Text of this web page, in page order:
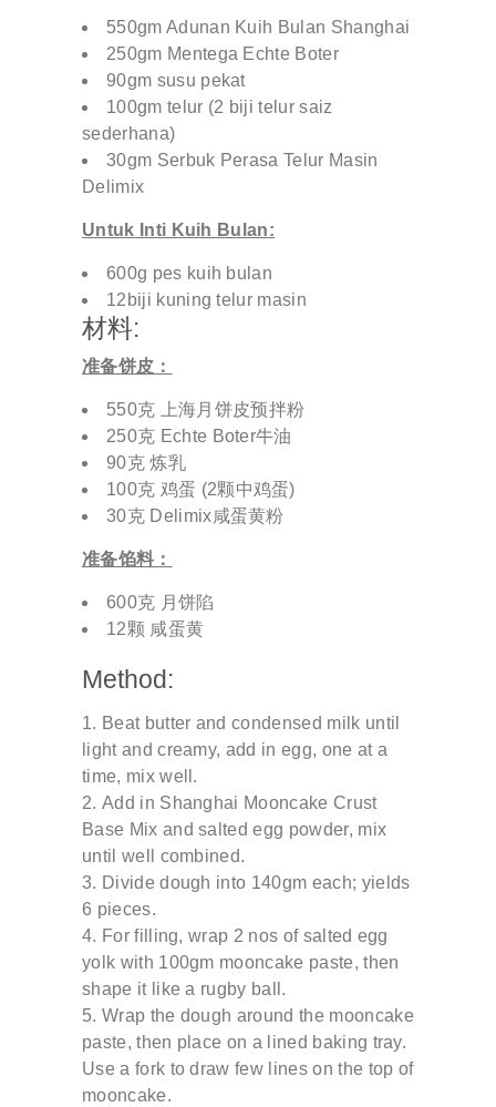
550gm Adunan Kuih Bulan Shanghai
250gm Mentega Echte Boter
90gm susu pekat
100gm telur (2 biji telur saiz
sederhana)
30gm Serbuk Perasa Telur Masin
Delimix
Untuk Inti Kuih Bulan:
600g pes kuih bulan
12biji kuning telur masin
材料:
准备饼皮：
550克 上海月饼皮预拌粉
250克 Echte Boter牛油
90克 炼乳
100克 鸡蛋 (2颗中鸡蛋)
30克 Delimix咸蛋黄粉
准备馅料：
600克 月饼陷
12颗 咸蛋黄
Method:
Beat butter and condensed milk until
light and creamy, add in egg, one at a
time, mix well.
Add in Shanghai Mooncake Crust
Base Mix and salted egg powder, mix
until well combined.
Divide dough into 140gm each; yields
6 pieces.
For filling, wrap 2 nos of salted egg
yolk with 100gm mooncake paste, then
shape it like a rugby ball.
Wrap the dough around the mooncake
paste, then place on a lined baking tray.
Use a fork to draw few lines on the top of
mooncake.